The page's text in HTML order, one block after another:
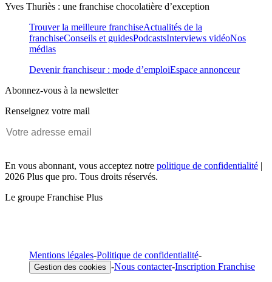
Yves Thuriès : une franchise chocolatière d’exception
Trouver la meilleure franchiseActualités de la
franchiseConseils et guidesPodcastsInterviews vidéoNos
médias
Devenir franchiseur : mode d’emploiEspace annonceur
Abonnez-vous à la newsletter
Renseignez votre mail
En vous abonnant, vous acceptez notre politique de confidentialité |
2026 Plus que pro. Tous droits réservés.
Le groupe Franchise Plus
Mentions légales-Politique de confidentialité-
Gestion des cookies -Nous contacter-Inscription Franchise